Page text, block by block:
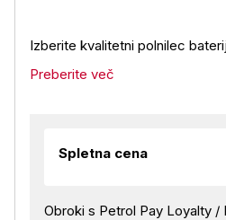
Izberite kvalitetni polnilec
Preberite več
Spletna cena
Obroki s Petrol Pay Loyalty /